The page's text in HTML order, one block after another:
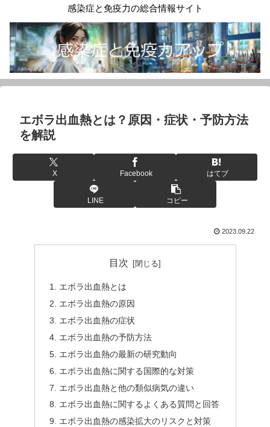
感染症と免疫力の総合情報サイト
エボラ出血熱とは？原因・症状・予防方法
を解説
X Facebook はてブ
LINE コピー
2023.09.22
目次
エボラ出血熱とは
エボラ出血熱の原因
エボラ出血熱の症状
エボラ出血熱の予防方法
エボラ出血熱の最新の研究動向
エボラ出血熱に関する国際的な対策
エボラ出血熱と他の類似病気の違い
エボラ出血熱に関するよくある質問と回答
エボラ出血熱の感染拡大のリスクと対策